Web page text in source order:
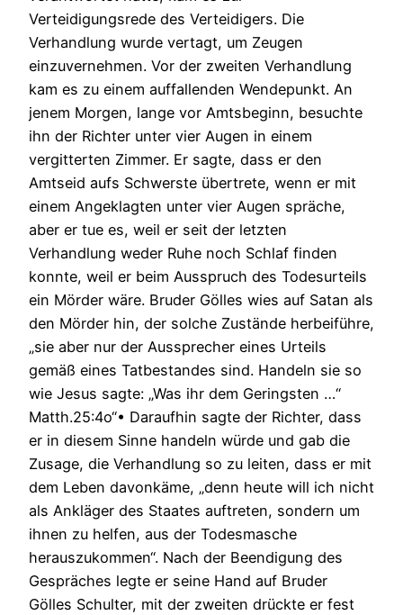
Verteidigungsrede des Verteidigers. Die
Verhandlung wurde vertagt, um Zeugen
einzuvernehmen. Vor der zweiten Verhandlung
kam es zu einem auffallenden Wendepunkt. An
jenem Morgen, lange vor Amtsbeginn, besuchte
ihn der Richter unter vier Augen in einem
vergitterten Zimmer. Er sagte, dass er den
Amtseid aufs Schwerste übertrete, wenn er mit
einem Angeklagten unter vier Augen spräche,
aber er tue es, weil er seit der letzten
Verhandlung weder Ruhe noch Schlaf finden
konnte, weil er beim Ausspruch des Todesurteils
ein Mörder wäre. Bruder Gölles wies auf Satan als
den Mörder hin, der solche Zustände herbeiführe,
„sie aber nur der Aussprecher eines Urteils
gemäß eines Tatbestandes sind. Handeln sie so
wie Jesus sagte: „Was ihr dem Geringsten …“
Matth.25:4o“• Daraufhin sagte der Richter, dass
er in diesem Sinne handeln würde und gab die
Zusage, die Verhandlung so zu leiten, dass er mit
dem Leben davonkäme, „denn heute will ich nicht
als Ankläger des Staates auftreten, sondern um
ihnen zu helfen, aus der Todesmasche
herauszukommen“. Nach der Beendigung des
Gespräches legte er seine Hand auf Bruder
Gölles Schulter, mit der zweiten drückte er fest